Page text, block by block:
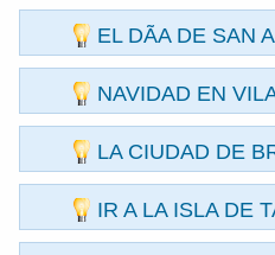
EL DÃ­A DE SAN
NAVIDAD EN
LA CIUDAD DE
IR A LA ISLA DE